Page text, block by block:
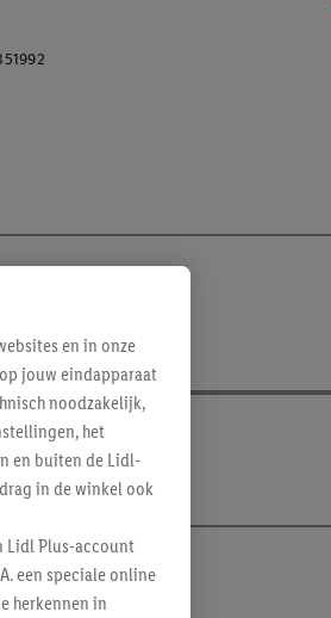
en in onze
jouw eindapparaat
noodzakelijk,
het
en buiten de Lidl-
in de winkel ook
Lidl Plus-account
een speciale online
herkennen in